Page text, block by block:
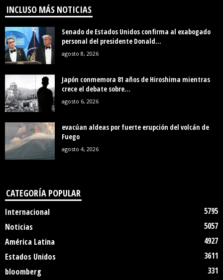
INCLUSO MÁS NOTICIAS
Senado de Estados Unidos confirma al exabogado
personal del presidente Donald...
agosto 8, 2026
Japón conmemora 81 años de Hiroshima mientras
crece el debate sobre...
agosto 6, 2026
evacúan aldeas por fuerte erupción del volcán de
Fuego
agosto 4, 2026
CATEGORÍA POPULAR
Internacional
5795
Noticias
5057
América Latina
4927
Estados Unidos
3611
bloomberg
331